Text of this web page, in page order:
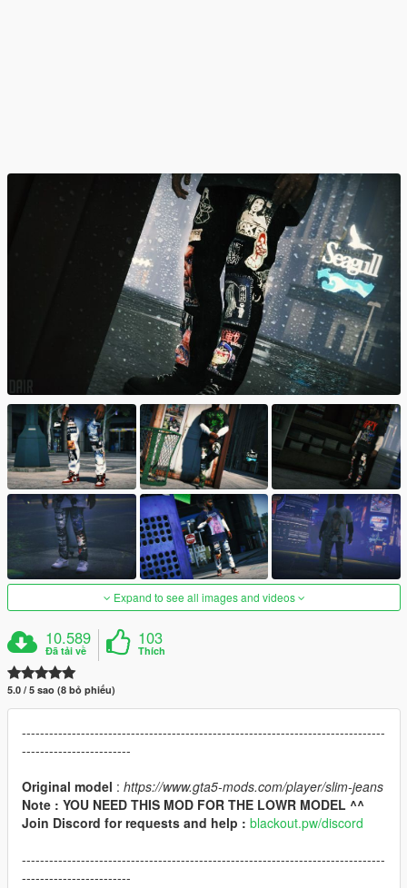
Expand to see all images and videos
10.589
Đã tải về
103
Thích
5.0 / 5 sao (8 bỏ phiếu)
--------------------------------------------------------------------------------
------------------------
Original model : https://www.gta5-mods.com/player/slim-jeans
Note : YOU NEED THIS MOD FOR THE LOWR MODEL ^^
Join Discord for requests and help : blackout.pw/discord
--------------------------------------------------------------------------------
------------------------